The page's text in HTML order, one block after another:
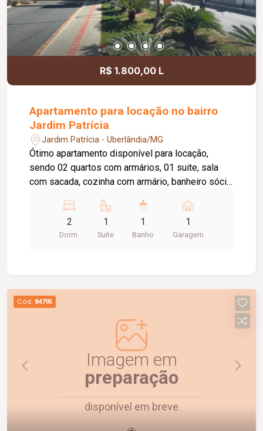
gourmet com churrasqueira e entrada
independente pela garagem. A sala e os quartos
são equipados com ventiladores de teto, e todos
os ambientes possuem piso em cerâmica. Com
área útil aproximada de 107 m², este imóvel é
uma excelente opção para quem busca conforto,
R$ 1.800,00 L
Apartamento para locação no bairro
Jardim Patrícia
Jardim Patrícia - Uberlândia/MG
Ótimo apartamento disponível para locação,
sendo 02 quartos com armários, 01 suite, sala
com sacada, cozinha com armário, banheiro sócia
elevador privativo, 01 vaga de estacionamento,
portaria 24 horas, piscina, academia, quiosque
com churrasqueira, salão de festas, playground,
2
Dorm.
1
Suite
1
Banho
1
Garagem
Cód. 84795
Imagem em
preparação
disponível em breve